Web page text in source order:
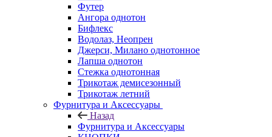
Футер
Ангора однотон
Бифлекс
Водолаз, Неопрен
Джерси, Милано однотонное
Лапша однотон
Стежка однотонная
Трикотаж демисезонный
Трикотаж летний
Фурнитура и Аксессуары
Назад
Фурнитура и Аксессуары